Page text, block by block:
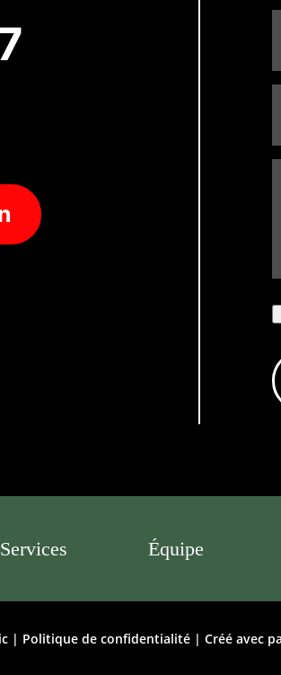
Services Équipe
| Politique de confidentialité| Créé avec